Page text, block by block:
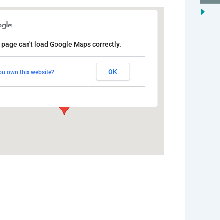
Milíčovský Les, Praha 4
Milíčovský Les, Praha 4 - Milíčovský Les,
Praha 4
can't load Google Maps correctly.
own this website? OK